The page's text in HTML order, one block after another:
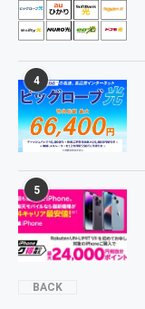
4
5
BACK